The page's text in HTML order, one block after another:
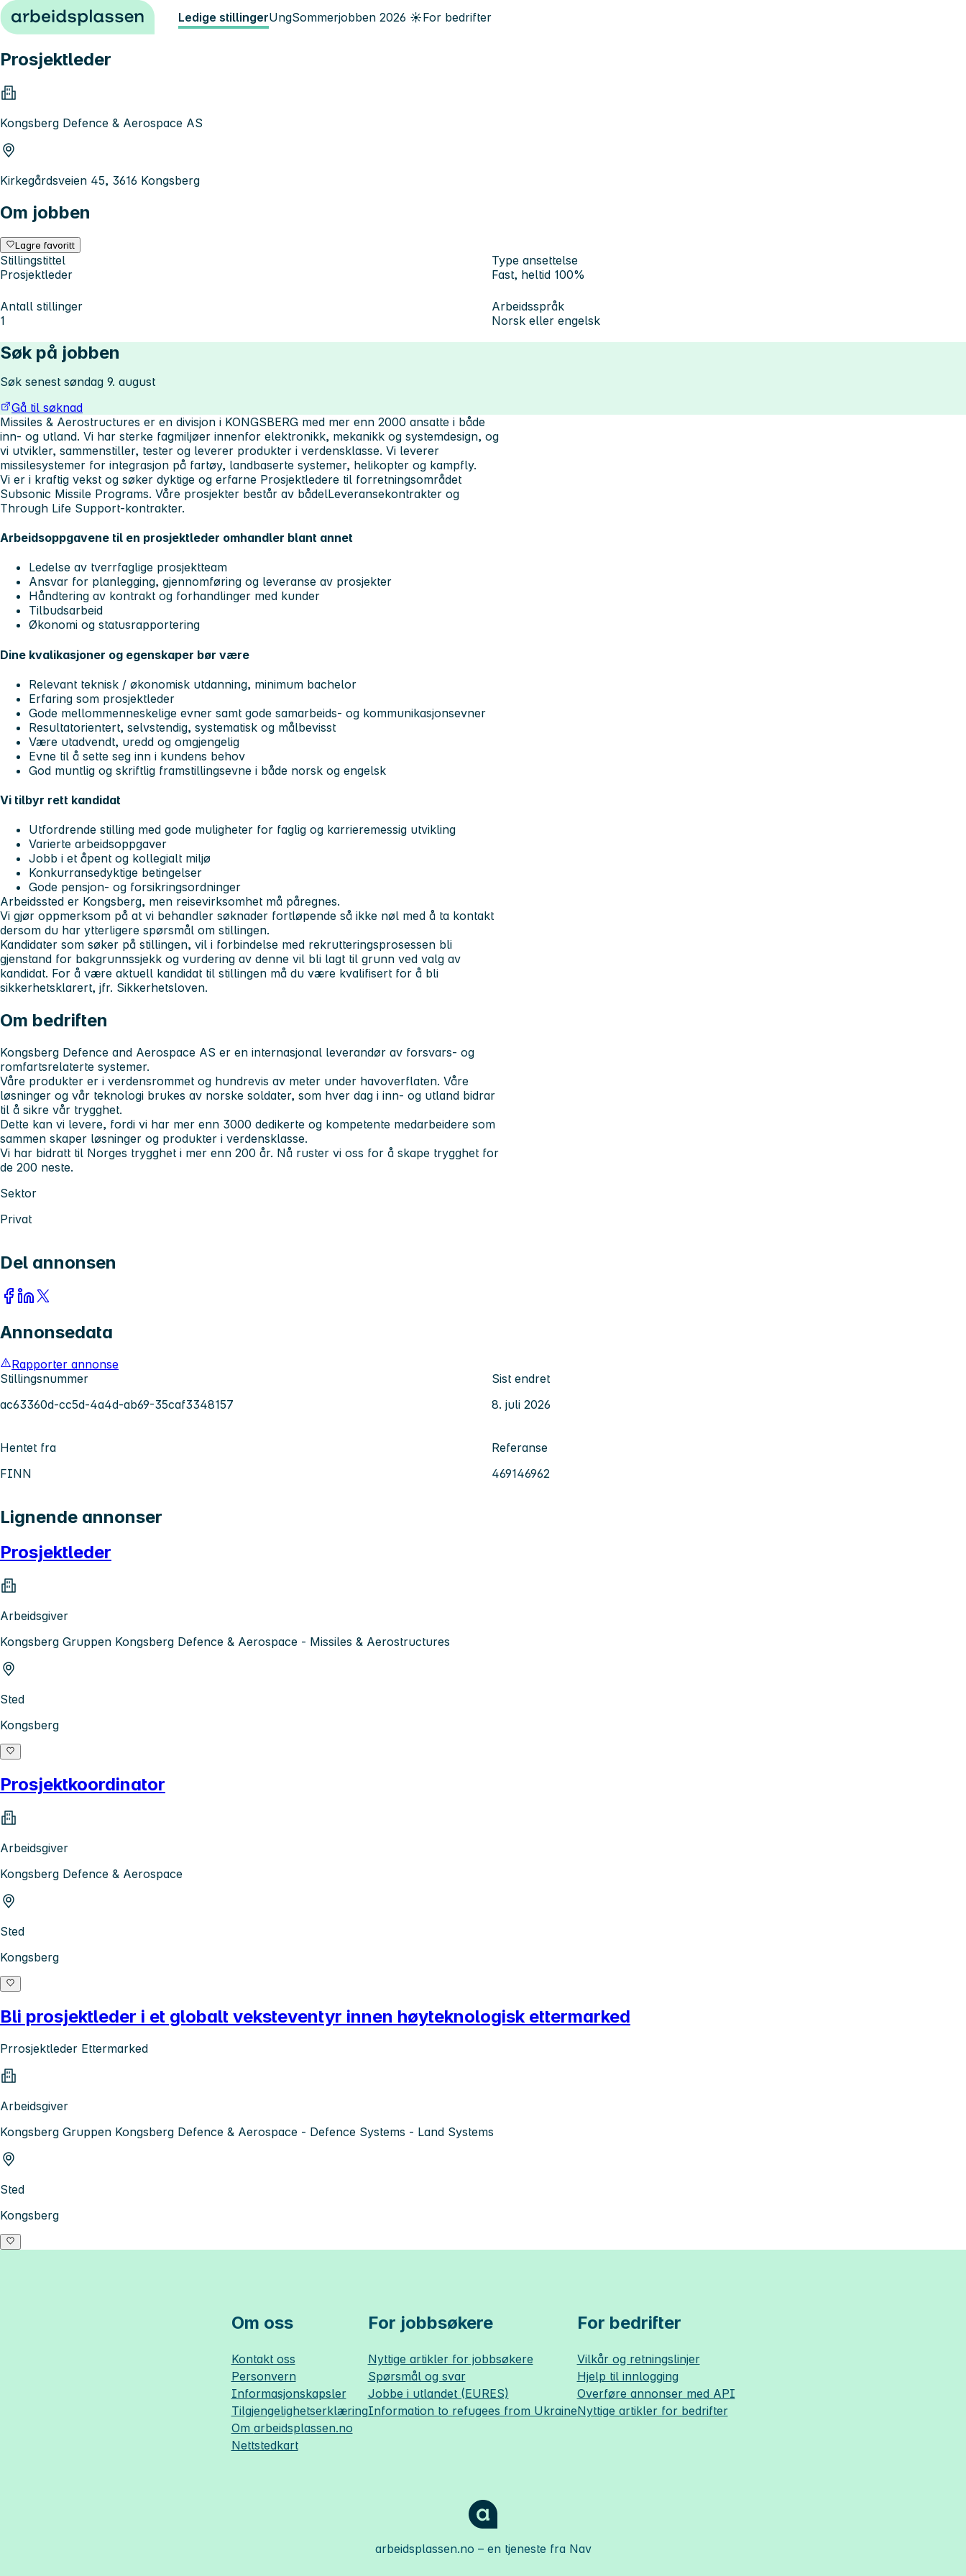
Hopp til innhold Ledige stillingerUngSommerjobben 2026 ☀️For bedrifter
Prosjektleder
Kongsberg Defence & Aerospace AS
Kirkegårdsveien 45, 3616 Kongsberg
Om jobben
Lagre favoritt
Stillingstittel
Prosjektleder
Type ansettelse
Fast, heltid 100%
Antall stillinger
1
Arbeidsspråk
Norsk eller engelsk
Søk på jobben
Søk senest søndag 9. august
Gå til søknad
Missiles & Aerostructures er en divisjon i KONGSBERG med mer enn 2000 ansatte i både
inn- og utland. Vi har sterke fagmiljøer innenfor elektronikk, mekanikk og systemdesign, og
vi utvikler, sammenstiller, tester og leverer produkter i verdensklasse. Vi leverer
missilesystemer for integrasjon på fartøy, landbaserte systemer, helikopter og kampfly.
Vi er i kraftig vekst og søker dyktige og erfarne Prosjektledere til forretningsområdet
Subsonic Missile Programs. Våre prosjekter består av bådelLeveransekontrakter og
Through Life Support-kontrakter.
Arbeidsoppgavene til en prosjektleder omhandler blant annet
Ledelse av tverrfaglige prosjektteam
Ansvar for planlegging, gjennomføring og leveranse av prosjekter
Håndtering av kontrakt og forhandlinger med kunder
Tilbudsarbeid
Økonomi og statusrapportering
Dine kvalikasjoner og egenskaper bør være
Relevant teknisk / økonomisk utdanning, minimum bachelor
Erfaring som prosjektleder
Gode mellommenneskelige evner samt gode samarbeids- og kommunikasjonsevner
Resultatorientert, selvstendig, systematisk og målbevisst
Være utadvendt, uredd og omgjengelig
Evne til å sette seg inn i kundens behov
God muntlig og skriftlig framstillingsevne i både norsk og engelsk
Vi tilbyr rett kandidat
Utfordrende stilling med gode muligheter for faglig og karrieremessig utvikling
Varierte arbeidsoppgaver
Jobb i et åpent og kollegialt miljø
Konkurransedyktige betingelser
Gode pensjon- og forsikringsordninger
Arbeidssted er Kongsberg, men reisevirksomhet må påregnes.
Vi gjør oppmerksom på at vi behandler søknader fortløpende så ikke nøl med å ta kontakt
dersom du har ytterligere spørsmål om stillingen.
Kandidater som søker på stillingen, vil i forbindelse med rekrutteringsprosessen bli
gjenstand for bakgrunnssjekk og vurdering av denne vil bli lagt til grunn ved valg av
kandidat. For å være aktuell kandidat til stillingen må du være kvalifisert for å bli
sikkerhetsklarert, jfr. Sikkerhetsloven.
Om bedriften
Kongsberg Defence and Aerospace AS er en internasjonal leverandør av forsvars- og
romfartsrelaterte systemer.
Våre produkter er i verdensrommet og hundrevis av meter under havoverflaten. Våre
løsninger og vår teknologi brukes av norske soldater, som hver dag i inn- og utland bidrar
til å sikre vår trygghet.
Dette kan vi levere, fordi vi har mer enn 3000 dedikerte og kompetente medarbeidere som
sammen skaper løsninger og produkter i verdensklasse.
Vi har bidratt til Norges trygghet i mer enn 200 år. Nå ruster vi oss for å skape trygghet for
de 200 neste.
Sektor
Privat
Del annonsen
Annonsedata
Rapporter annonse
Stillingsnummer
ac63360d-cc5d-4a4d-ab69-35caf3348157
Sist endret
8. juli 2026
Hentet fra
FINN
Referanse
469146962
Lignende annonser
Prosjektleder
Arbeidsgiver
Kongsberg Gruppen Kongsberg Defence & Aerospace - Missiles & Aerostructures
Sted
Kongsberg
Prosjektkoordinator
Arbeidsgiver
Kongsberg Defence & Aerospace
Sted
Kongsberg
Bli prosjektleder i et globalt veksteventyr innen høyteknologisk ettermarked
Prrosjektleder Ettermarked
Arbeidsgiver
Kongsberg Gruppen Kongsberg Defence & Aerospace - Defence Systems - Land Systems
Sted
Kongsberg
Om oss
Kontakt oss
Personvern
Informasjonskapsler
Tilgjengelighetserklæring
Om arbeidsplassen.no
Nettstedkart
For jobbsøkere
Nyttige artikler for jobbsøkere
Spørsmål og svar
Jobbe i utlandet (EURES)
Information to refugees from Ukraine
For bedrifter
Vilkår og retningslinjer
Hjelp til innlogging
Overføre annonser med API
Nyttige artikler for bedrifter
arbeidsplassen.no – en tjeneste fra Nav